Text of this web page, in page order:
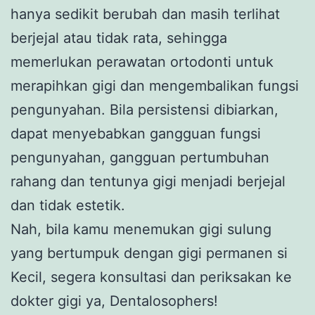
hanya sedikit berubah dan masih terlihat
berjejal atau tidak rata, sehingga
memerlukan perawatan ortodonti untuk
merapihkan gigi dan mengembalikan fungsi
pengunyahan. Bila persistensi dibiarkan,
dapat menyebabkan gangguan fungsi
pengunyahan, gangguan pertumbuhan
rahang dan tentunya gigi menjadi berjejal
dan tidak estetik.
Nah, bila kamu menemukan gigi sulung
yang bertumpuk dengan gigi permanen si
Kecil, segera konsultasi dan periksakan ke
dokter gigi ya, Dentalosophers!